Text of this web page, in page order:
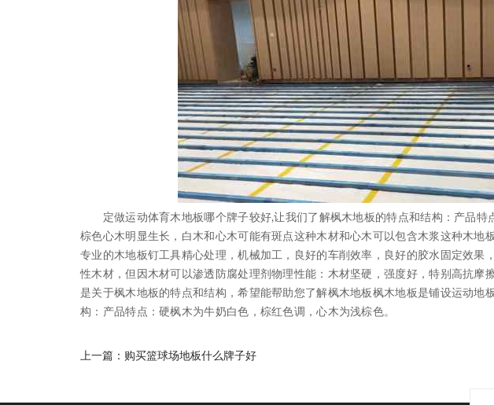
定做运动体育木地板哪个牌子较好,让我们了解枫木地板的特点和结构：产品特
棕色心木明显生长，白木和心木可能有斑点这种木材和心木可以包含木浆这种木地
专业的木地板钉工具精心处理，机械加工，良好的车削效率，良好的胶水固定效果
性木材，但因木材可以渗透防腐处理剂物理性能：木材坚硬，强度好，特别高抗摩
是关于枫木地板的特点和结构，希望能帮助您了解枫木地板枫木地板是铺设运动地
构：产品特点：硬枫木为牛奶白色，棕红色调，心木为浅棕色。
上一篇： 购买篮球场地板什么牌子好